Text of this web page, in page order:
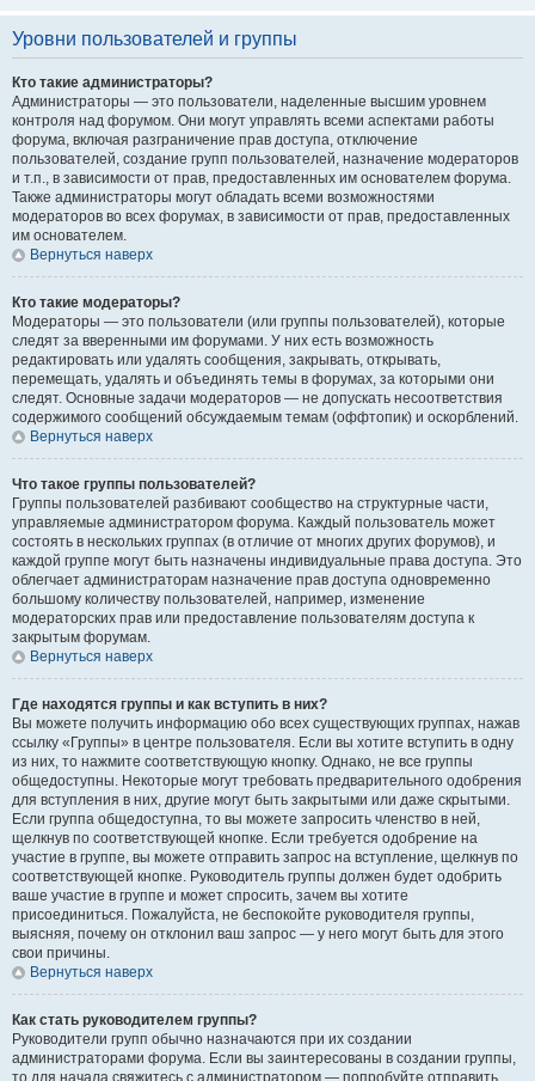
Уровни пользователей и группы
Кто такие администраторы?
Администраторы — это пользователи, наделенные высшим уровнем
контроля над форумом. Они могут управлять всеми аспектами работы
форума, включая разграничение прав доступа, отключение
пользователей, создание групп пользователей, назначение модераторов
и т.п., в зависимости от прав, предоставленных им основателем форума.
Также администраторы могут обладать всеми возможностями
модераторов во всех форумах, в зависимости от прав, предоставленных
им основателем.
Вернуться наверх
Кто такие модераторы?
Модераторы — это пользователи (или группы пользователей), которые
следят за вверенными им форумами. У них есть возможность
редактировать или удалять сообщения, закрывать, открывать,
перемещать, удалять и объединять темы в форумах, за которыми они
следят. Основные задачи модераторов — не допускать несоответствия
содержимого сообщений обсуждаемым темам (оффтопик) и оскорблений.
Вернуться наверх
Что такое группы пользователей?
Группы пользователей разбивают сообщество на структурные части,
управляемые администратором форума. Каждый пользователь может
состоять в нескольких группах (в отличие от многих других форумов), и
каждой группе могут быть назначены индивидуальные права доступа. Это
облегчает администраторам назначение прав доступа одновременно
большому количеству пользователей, например, изменение
модераторских прав или предоставление пользователям доступа к
закрытым форумам.
Вернуться наверх
Где находятся группы и как вступить в них?
Вы можете получить информацию обо всех существующих группах, нажав
ссылку «Группы» в центре пользователя. Если вы хотите вступить в одну
из них, то нажмите соответствующую кнопку. Однако, не все группы
общедоступны. Некоторые могут требовать предварительного одобрения
для вступления в них, другие могут быть закрытыми или даже скрытыми.
Если группа общедоступна, то вы можете запросить членство в ней,
щелкнув по соответствующей кнопке. Если требуется одобрение на
участие в группе, вы можете отправить запрос на вступление, щелкнув по
соответствующей кнопке. Руководитель группы должен будет одобрить
ваше участие в группе и может спросить, зачем вы хотите
присоединиться. Пожалуйста, не беспокойте руководителя группы,
выясняя, почему он отклонил ваш запрос — у него могут быть для этого
свои причины.
Вернуться наверх
Как стать руководителем группы?
Руководители групп обычно назначаются при их создании
администраторами форума. Если вы заинтересованы в создании группы,
то для начала свяжитесь с администратором — попробуйте отправить